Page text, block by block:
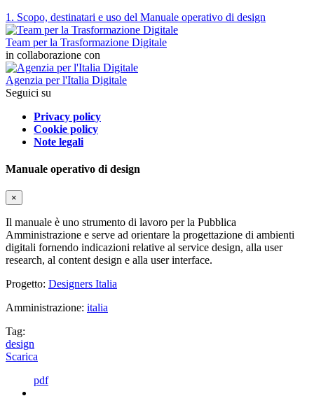
1. Scopo, destinatari e uso del Manuale operativo di design
Team per la Trasformazione Digitale
in collaborazione con
Agenzia per l'Italia Digitale
Seguici su
Privacy policy
Cookie policy
Note legali
Manuale operativo di design
×
Il manuale è uno strumento di lavoro per la Pubblica
Amministrazione e serve ad orientare la progettazione di ambienti
digitali fornendo indicazioni relative al service design, alla user
research, al content design e alla user interface.
Progetto: Designers Italia
Amministrazione: italia
Tag:
design
Scarica
pdf